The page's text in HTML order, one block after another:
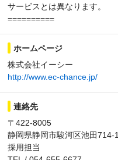
サービスとは異なります。
==========
ホームページ
株式会社イーシー
http://www.ec-chance.jp/
連絡先
〒422-8005
静岡県静岡市駿河区池田714-1
採用担当